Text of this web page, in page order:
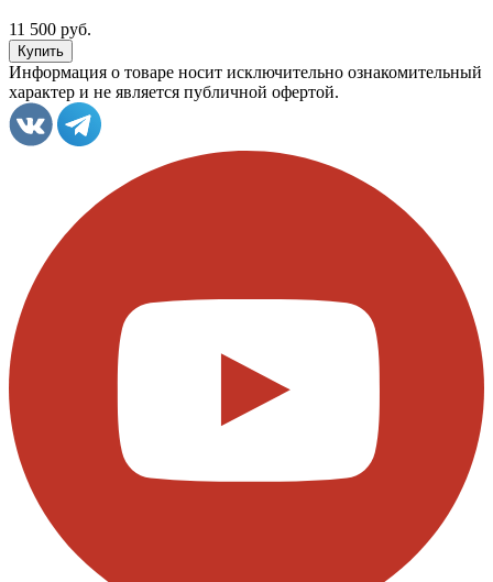
11 500 руб.
Информация о товаре носит исключительно ознакомительный
характер и не является публичной офертой.